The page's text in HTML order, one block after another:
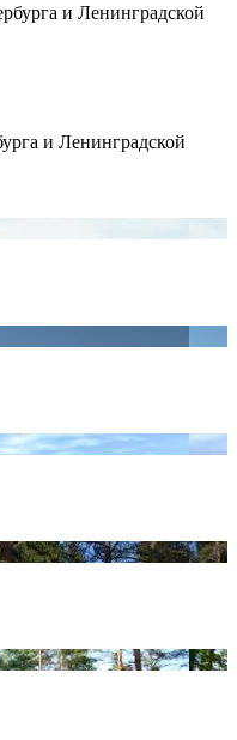
и Ленинградской
и Ленинградской